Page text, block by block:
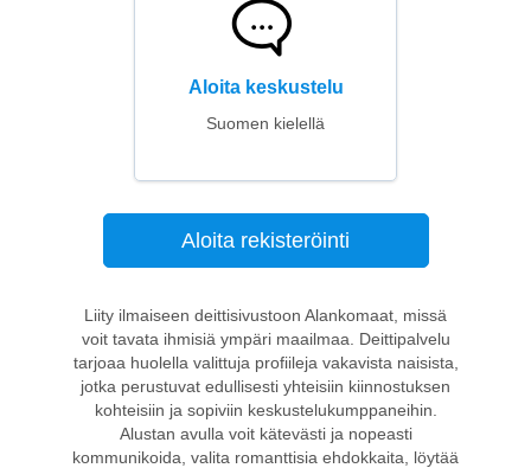
Aloita keskustelu
Suomen kielellä
Aloita rekisteröinti
Liity ilmaiseen deittisivustoon Alankomaat, missä
voit tavata ihmisiä ympäri maailmaa. Deittipalvelu
tarjoaa huolella valittuja profiileja vakavista naisista,
jotka perustuvat edullisesti yhteisiin kiinnostuksen
kohteisiin ja sopiviin keskustelukumppaneihin.
Alustan avulla voit kätevästi ja nopeasti
kommunikoida, valita romanttisia ehdokkaita, löytää